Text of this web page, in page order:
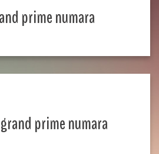
prime numara
prime numara